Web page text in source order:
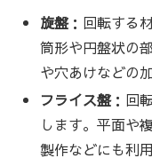
旋盤：回転する
筒形や円盤状の
や穴あけなどの
フライス盤：回
します。平面や
製作などにも利